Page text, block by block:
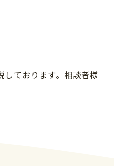
ております。相談者様